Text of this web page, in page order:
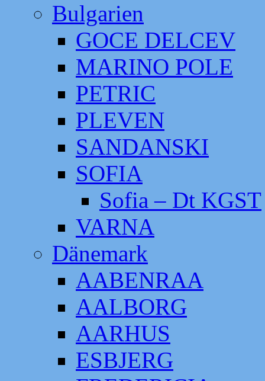
Bulgarien
GOCE DELCEV
MARINO POLE
PETRIC
PLEVEN
SANDANSKI
SOFIA
Sofia – Dt KGST
VARNA
Dänemark
AABENRAA
AALBORG
AARHUS
ESBJERG